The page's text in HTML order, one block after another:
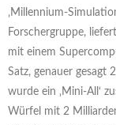
‚Millennium-
Forschergruppe,
mit einem
Satz, genauer gesagt
wurde ein ‚Mini-All‘
Würfel mit 2